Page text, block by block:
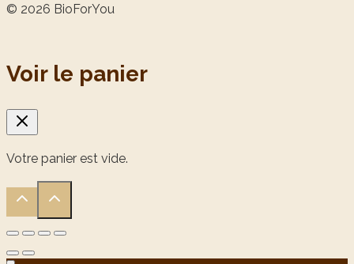
© 2026 BioForYou
Voir le panier
Votre panier est vide.